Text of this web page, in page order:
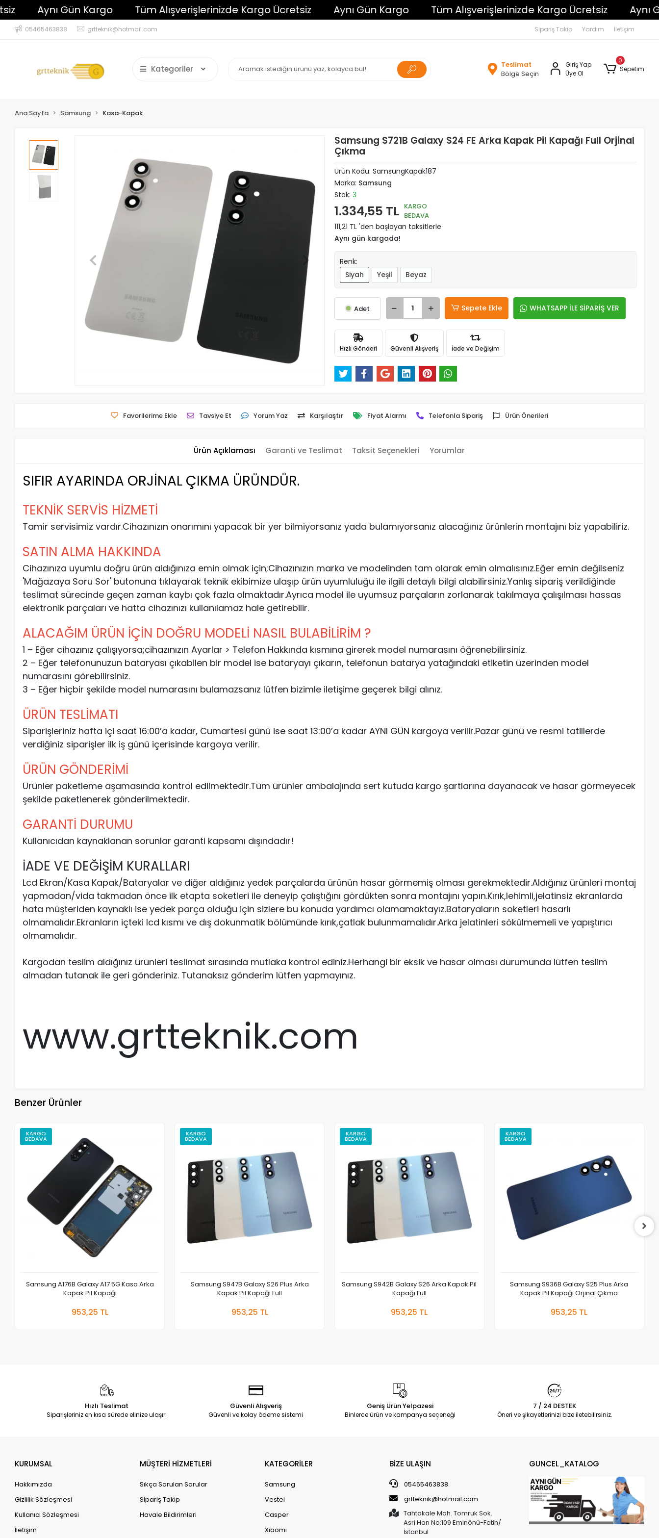
Aynı Gün Kargo Tüm Alışverişlerinizde Kargo Ücretsiz Aynı Gün Kargo Tüm Alışverişlerinizde Kargo Ücretsiz Aynı
05465463838 grtteknik@hotmail.com Sipariş Takip Yardım İletişim
Kategoriler
Teslimat
Bölge Seçin
Giriş Yap
Üye Ol
0
Sepetim
Ana Sayfa Samsung Kasa-Kapak
Samsung S721B Galaxy S24 FE Arka Kapak Pil Kapağı Full Orjinal
Çıkma
Ürün Kodu: SamsungKapak187
Marka: Samsung
Stok: 3
1.334,55 TL KARGO
BEDAVA
111,21 TL 'den başlayan taksitlerle
Aynı gün kargoda!
Renk:
Siyah
Yeşil Beyaz
Adet Sepete Ekle WHATSAPP İLE SİPARİŞ VER
Hızlı Gönderi Güvenli Alışveriş İade ve Değişim
Favorilerime Ekle Tavsiye Et Yorum Yaz Karşılaştır Fiyat Alarmı Telefonla Sipariş Ürün Önerileri
Ürün Açıklaması Garanti ve Teslimat Taksit Seçenekleri Yorumlar
SIFIR AYARINDA ORJİNAL ÇIKMA ÜRÜNDÜR.
TEKNİK SERVİS HİZMETİ
Tamir servisimiz vardır.Cihazınızın onarımını yapacak bir yer bilmiyorsanız yada bulamıyorsanız alacağınız ürünlerin montajını biz yapabiliriz.
SATIN ALMA HAKKINDA
Cihazınıza uyumlu doğru ürün aldığınıza emin olmak için;Cihazınızın marka ve modelinden tam olarak emin olmalısınız.Eğer emin değilseniz
'Mağazaya Soru Sor' butonuna tıklayarak teknik ekibimize ulaşıp ürün uyumluluğu ile ilgili detaylı bilgi alabilirsiniz.Yanlış sipariş verildiğinde
teslimat sürecinde geçen zaman kaybı çok fazla olmaktadır.Ayrıca model ile uyumsuz parçaların zorlanarak takılmaya çalışılması hassas
elektronik parçaları ve hatta cihazınızı kullanılamaz hale getirebilir.
ALACAĞIM ÜRÜN İÇİN DOĞRU MODELİ NASIL BULABİLİRİM ?
1 – Eğer cihazınız çalışıyorsa;cihazınızın Ayarlar > Telefon Hakkında kısmına girerek model numarasını öğrenebilirsiniz.
2 – Eğer telefonunuzun bataryası çıkabilen bir model ise bataryayı çıkarın, telefonun batarya yatağındaki etiketin üzerinden model
numarasını görebilirsiniz.
3 – Eğer hiçbir şekilde model numarasını bulamazsanız lütfen bizimle iletişime geçerek bilgi alınız.
ÜRÜN TESLİMATI
Siparişleriniz hafta içi saat 16:00’a kadar, Cumartesi günü ise saat 13:00’a kadar AYNI GÜN kargoya verilir.Pazar günü ve resmi tatillerde
verdiğiniz siparişler ilk iş günü içerisinde kargoya verilir.
ÜRÜN GÖNDERİMİ
Ürünler paketleme aşamasında kontrol edilmektedir.Tüm ürünler ambalajında sert kutuda kargo şartlarına dayanacak ve hasar görmeyecek
şekilde paketlenerek gönderilmektedir.
GARANTİ DURUMU
Kullanıcıdan kaynaklanan sorunlar garanti kapsamı dışındadır!
İADE VE DEĞİŞİM KURALLARI
Lcd Ekran/Kasa Kapak/Bataryalar ve diğer aldığınız yedek parçalarda ürünün hasar görmemiş olması gerekmektedir.Aldığınız ürünleri montaj
yapmadan/vida takmadan önce ilk etapta soketleri ile deneyip çalıştığını gördükten sonra montajını yapın.Kırık,lehimli,jelatinsiz ekranlarda
hata müşteriden kaynaklı ise yedek parça olduğu için sizlere bu konuda yardımcı olamamaktayız.Bataryaların soketleri hasarlı
olmamalıdır.Ekranların içteki lcd kısmı ve dış dokunmatik bölümünde kırık,çatlak bulunmamalıdır.Arka jelatinleri sökülmemeli ve yapıştırıcı
olmamalıdır.
Kargodan teslim aldığınız ürünleri teslimat sırasında mutlaka kontrol ediniz.Herhangi bir eksik ve hasar olması durumunda lütfen teslim
almadan tutanak ile geri gönderiniz. Tutanaksız gönderim lütfen yapmayınız.
www.grtteknik.com
Benzer Ürünler
KARGO
BEDAVA
Samsung A176B Galaxy A17 5G Kasa Arka
Kapak Pil Kapağı
953,25 TL
KARGO
BEDAVA
Samsung S947B Galaxy S26 Plus Arka
Kapak Pil Kapağı Full
953,25 TL
KARGO
BEDAVA
Samsung S942B Galaxy S26 Arka Kapak Pil
Kapağı Full
953,25 TL
KARGO
BEDAVA
Samsung S936B Galaxy S25 Plus Arka
Kapak Pil Kapağı Orjinal Çıkma
953,25 TL
Hızlı Teslimat
Siparişleriniz en kısa sürede elinize ulaşır.
Güvenli Alışveriş
Güvenli ve kolay ödeme sistemi
Geniş Ürün Yelpazesi
Binlerce ürün ve kampanya seçeneği
7 / 24 DESTEK
Öneri ve şikayetlerinizi bize iletebilirsiniz.
KURUMSAL
Hakkımızda
Gizlilik Sözleşmesi
Kullanıcı Sözleşmesi
İletişim
MÜŞTERİ HİZMETLERİ
Sıkça Sorulan Sorular
Sipariş Takip
Havale Bildirimleri
KATEGORİLER
Samsung
Vestel
Casper
Xiaomi
BİZE ULAŞIN
05465463838
grtteknik@hotmail.com
Tahtakale Mah. Tomruk Sok.
Asri Han No:109 Eminönü-Fatih/
İstanbul
GUNCEL_KATALOG